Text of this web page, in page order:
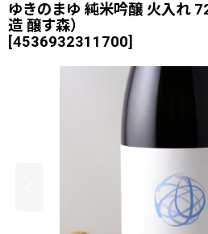
ゆきのまゆ 純米吟醸 火入れ
造 醸す森）
[4536932311700]